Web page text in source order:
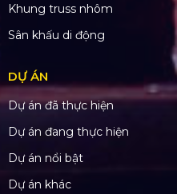
Khung truss nhôm
Sân khấu di động
DỰ ÁN
Dự án đã thực hiện
Dự án đang thực hiện
Dự án nổi bật
Dự án khác